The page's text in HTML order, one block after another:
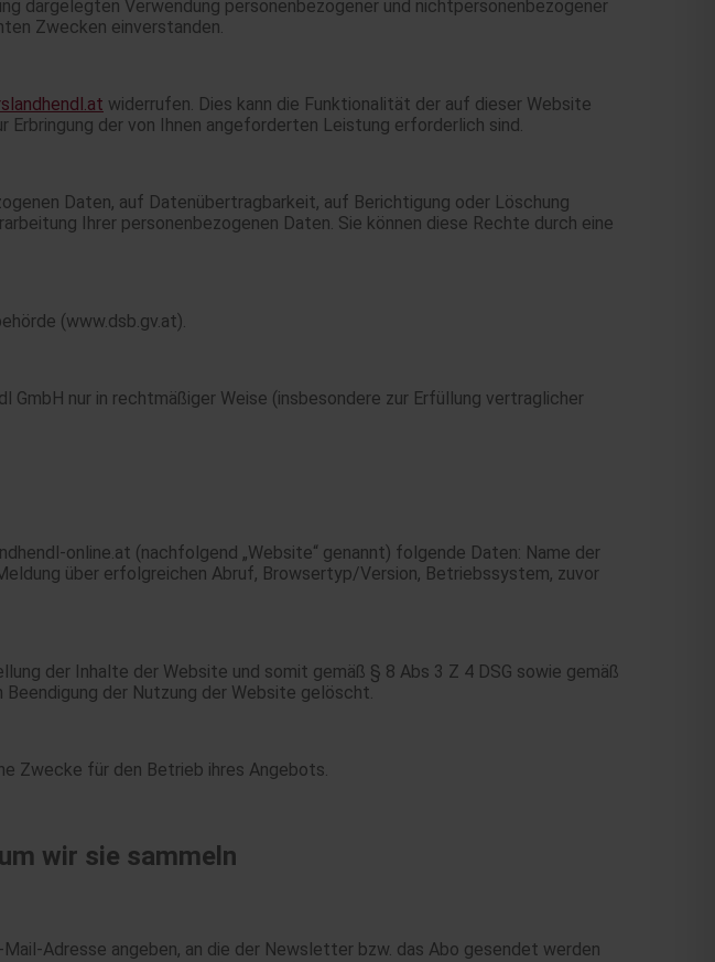
dargelegten Verwendung personenbezogener und nichtpersonenbezogener
Zwecken einverstanden.
widerrufen. Dies kann die Funktionalität der auf dieser Website
der von Ihnen angeforderten Leistung erforderlich sind.
Daten, auf Datenübertragbarkeit, auf Berichtigung oder Löschung
Ihrer personenbezogenen Daten. Sie können diese Rechte durch eine
(www.dsb.gv.at).
GmbH nur in rechtmäßiger Weise (insbesondere zur Erfüllung vertraglicher
online.at (nachfolgend „Website“ genannt) folgende Daten: Name der
über erfolgreichen Abruf, Browsertyp/Version, Betriebssystem, zuvor
der Inhalte der Website und somit gemäß § 8 Abs 3 Z 4 DSG sowie gemäß
der Nutzung der Website gelöscht.
Zwecke für den Betrieb ihres Angebots.
wir sie sammeln
Adresse angeben, an die der Newsletter bzw. das Abo gesendet werden